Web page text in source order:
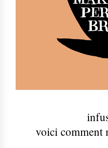
voici comment